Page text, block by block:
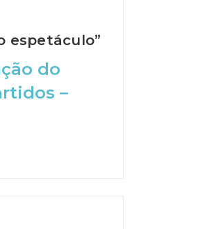
espetáculo”
do
–